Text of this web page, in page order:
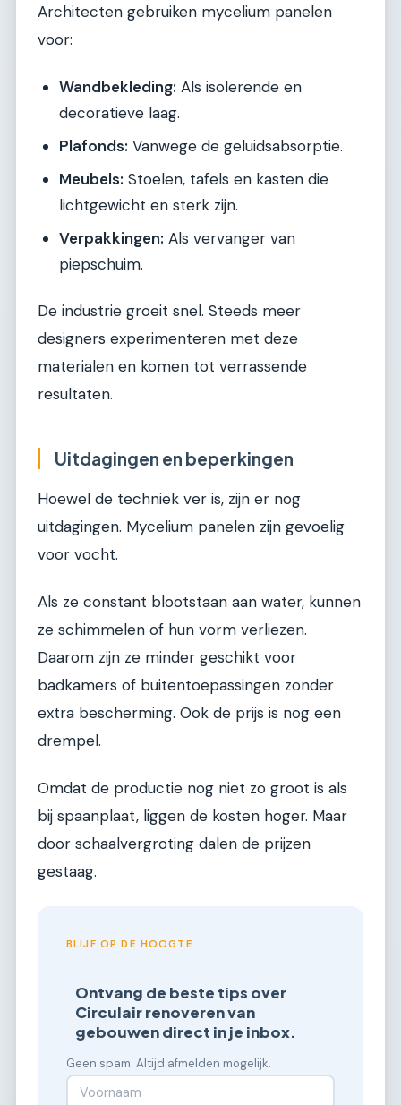
Architecten gebruiken mycelium panelen
voor:
Wandbekleding: Als isolerende en
decoratieve laag.
Plafonds: Vanwege de geluidsabsorptie.
Meubels: Stoelen, tafels en kasten die
lichtgewicht en sterk zijn.
Verpakkingen: Als vervanger van
piepschuim.
De industrie groeit snel. Steeds meer
designers experimenteren met deze
materialen en komen tot verrassende
resultaten.
Uitdagingen en beperkingen
Hoewel de techniek ver is, zijn er nog
uitdagingen. Mycelium panelen zijn gevoelig
voor vocht.
Als ze constant blootstaan aan water, kunnen
ze schimmelen of hun vorm verliezen.
Daarom zijn ze minder geschikt voor
badkamers of buitentoepassingen zonder
extra bescherming. Ook de prijs is nog een
drempel.
Omdat de productie nog niet zo groot is als
bij spaanplaat, liggen de kosten hoger. Maar
door schaalvergroting dalen de prijzen
gestaag.
BLIJF OP DE HOOGTE
Ontvang de beste tips over
Circulair renoveren van
gebouwen direct in je inbox.
Geen spam. Altijd afmelden mogelijk.